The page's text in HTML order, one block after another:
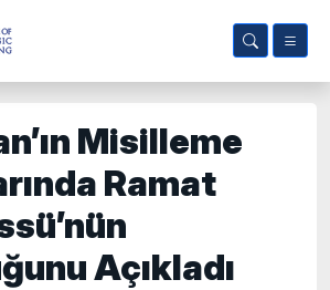
Misilleme
Ramat
Açıkladı